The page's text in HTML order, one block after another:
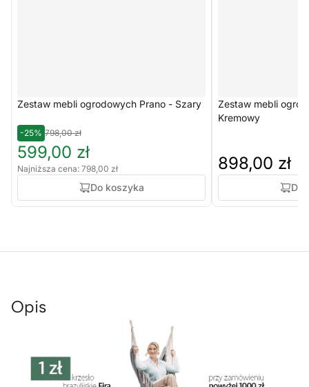
Zestaw mebli ogrodowych Prano - Szary
-25% 798,00 zł
599,00 zł
Najniższa cena: 798,00 zł
Do koszyka
Zestaw mebli
Kremowy
898,00 zł
Do
Opis